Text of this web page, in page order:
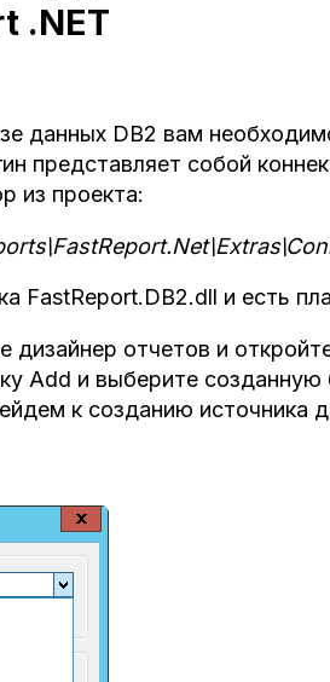
.NET
данных DB2 вам
представляет собой
из проекта:
FastReport.DB2.dll и есть
дизайнер отчетов и
Add и выберите созданную
к созданию источника